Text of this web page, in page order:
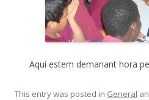
Aquí estem demanant hora
This entry was posted in General